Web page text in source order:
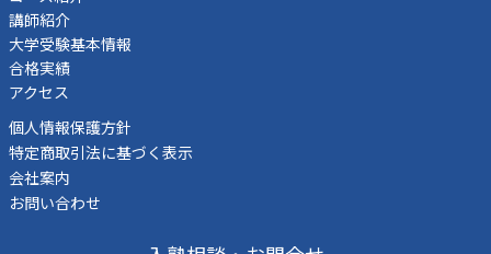
講師紹介
大学受験基本情報
合格実績
アクセス
個人情報保護方針
特定商取引法に基づく表示
会社案内
お問い合わせ